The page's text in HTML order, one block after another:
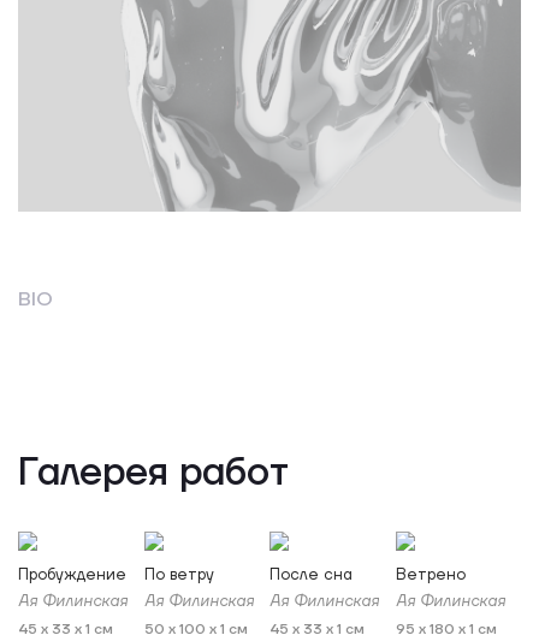
BIO
Галерея работ
Пробуждение
Ая Филинская
45 x 33 x 1 см
По ветру
Ая Филинская
50 x 100 x 1 см
После сна
Ая Филинская
45 x 33 x 1 см
Ветрено
Ая Филинская
95 x 180 x 1 см